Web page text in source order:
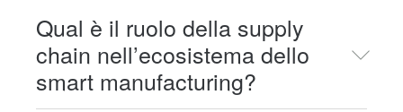
È necessario adottare un approccio graduale
che preveda l’analisi dei processi, l’integrazione
tra ERP e MES, il coinvolgimento delle persone
Qual è il ruolo della supply
chain nell’ecosistema dello
smart manufacturing?